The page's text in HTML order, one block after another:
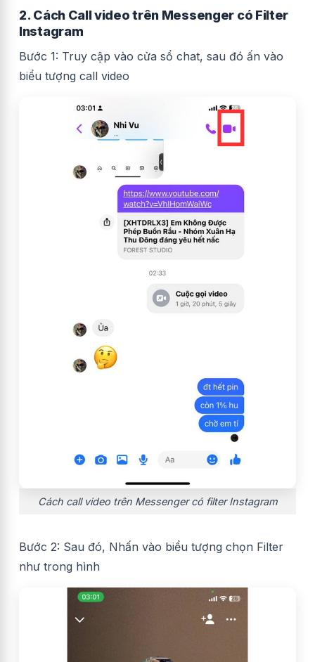
2. Cách Call video trên Messenger có Filter
Instagram
Bước 1: Truy cập vào cửa sổ chat, sau đó ấn vào
biểu tượng call video
Cách call video trên Messenger có filter Instagram
Bước 2: Sau đó, Nhấn vào biểu tượng chọn Filter
như trong hình